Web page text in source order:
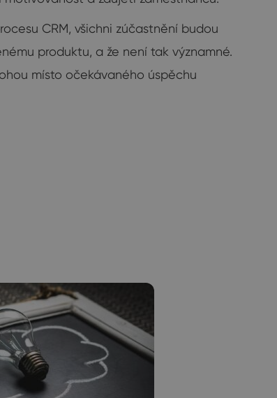
CRM, všichni zúčastnění budou
produktu, a že není tak významné.
místo očekávaného úspěchu